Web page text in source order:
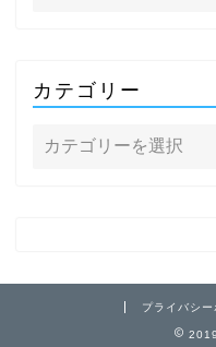
カテゴリー
プライバシー